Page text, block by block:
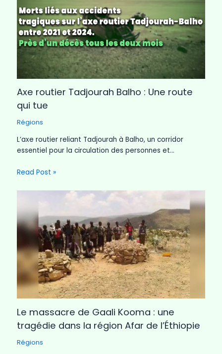
Axe routier Tadjourah Balho : Une route
qui tue
Régions
L’axe routier reliant Tadjourah à Balho, un corridor
essentiel pour la circulation des personnes et…
Read Post »
Le massacre de Gaali Kooma : une
tragédie dans la région Afar de l’Éthiopie
Régions